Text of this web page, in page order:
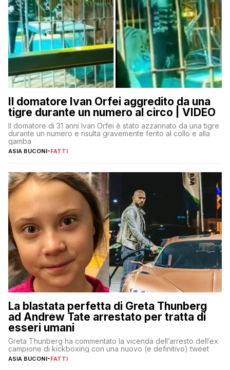
Il domatore Ivan Orfei aggredito da una
tigre durante un numero al circo | VIDEO
Il domatore di 31 anni Ivan Orfei è stato azzannato da una tigre
durante un numero e risulta gravemente ferito al collo e alla
gamba
ASIA BUCONI-FATTI
La blastata perfetta di Greta Thunberg
ad Andrew Tate arrestato per tratta di
esseri umani
Greta Thunberg ha commentato la vicenda dell’arresto dell’ex
campione di kickboxing con una nuovo (e definitivo) tweet
ASIA BUCONI-FATTI